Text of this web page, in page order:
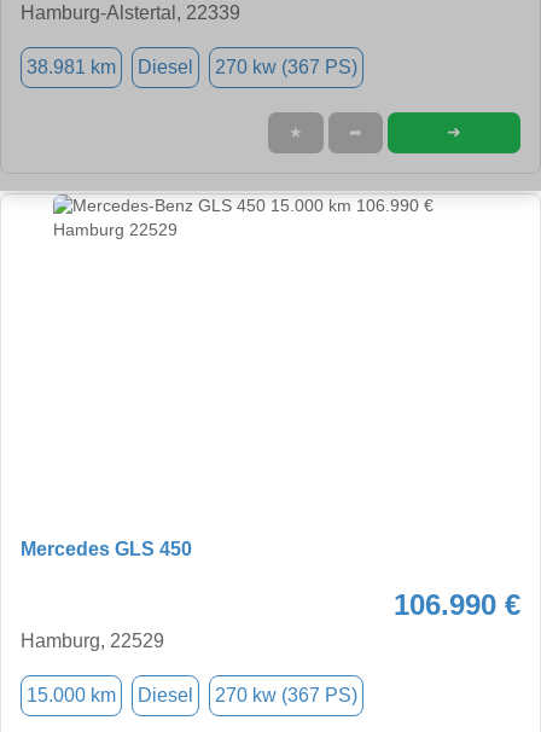
Hamburg-Alstertal, 22339
38.981 km Diesel 270 kw (367 PS)
★ ➦ ➜
Mercedes GLS 450
106.990 €
Hamburg, 22529
15.000 km Diesel 270 kw (367 PS)